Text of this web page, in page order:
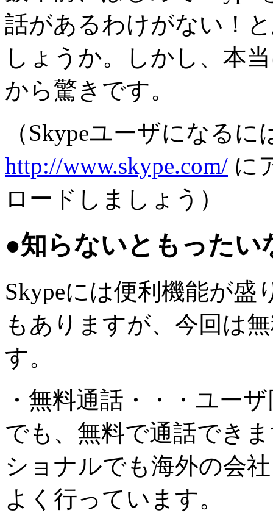
話があるわけがない！
しょうか。しかし、本
から驚きです。
（Skypeユーザになる
http://www.skype.com/ に
ロードしましょう）
●知らないともったい
Skypeには便利機能が盛
もありますが、今回は
す。
・無料通話・・・ユー
でも、無料で通話でき
ショナルでも海外の会
よく行っています。